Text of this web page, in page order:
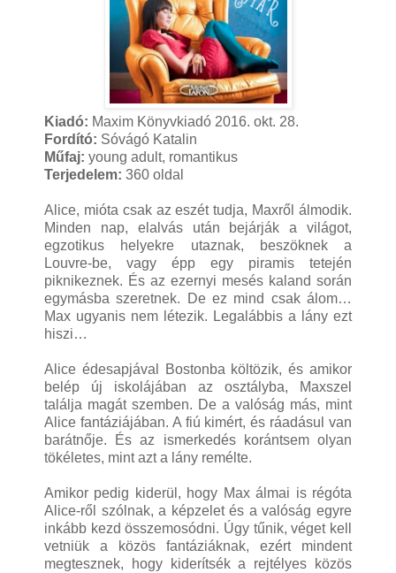
Kiadó: Maxim Könyvkiadó 2016. okt. 28.
Fordító: Sóvágó Katalin
Műfaj: young adult, romantikus
Terjedelem: 360 oldal
Alice, mióta csak az eszét tudja, Maxről álmodik.
Minden nap, elalvás után bejárják a világot,
egzotikus helyekre utaznak, beszöknek a
Louvre-be, vagy épp egy piramis tetején
piknikeznek. És az ezernyi mesés kaland során
egymásba szeretnek. De ez mind csak álom…
Max ugyanis nem létezik. Legalábbis a lány ezt
hiszi…
Alice édesapjával Bostonba költözik, és amikor
belép új iskolájában az osztályba, Maxszel
találja magát szemben. De a valóság más, mint
Alice fantáziájában. A fiú kimért, és ráadásul van
barátnője. És az ismerkedés korántsem olyan
tökéletes, mint azt a lány remélte.
Amikor pedig kiderül, hogy Max álmai is régóta
Alice-ről szólnak, a képzelet és a valóság egyre
inkább kezd összemosódni. Úgy tűnik, véget kell
vetniük a közös fantáziáknak, ezért mindent
megtesznek, hogy kiderítsék a rejtélyes közös